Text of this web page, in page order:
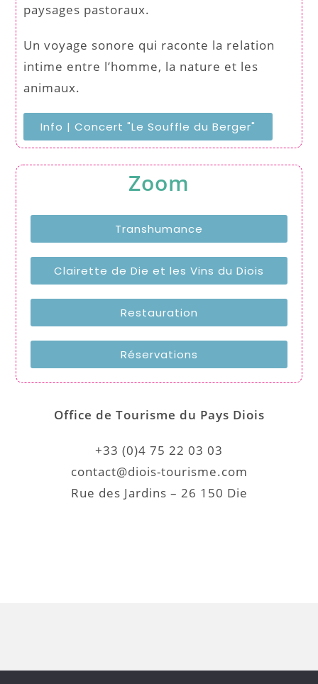
paysages pastoraux.
Un voyage sonore qui raconte la relation
intime entre l’homme, la nature et les
animaux.
Info | Concert "Le Souffle du Berger"
Zoom
Transhumance
Clairette de Die et les Vins du Diois
Restauration
Réservations
Office de Tourisme du Pays Diois
+33 (0)4 75 22 03 03
contact@diois-tourisme.com
Rue des Jardins – 26 150 Die